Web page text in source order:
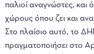
παλιοί αναγνώστες, και
χώρους όπου ζει και
Στο πλαίσιο αυτό, το
πραγματοποιήσει στο